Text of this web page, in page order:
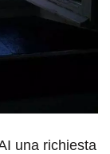
una richiesta